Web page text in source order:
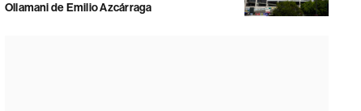
Ollamani de Emilio Azcárraga